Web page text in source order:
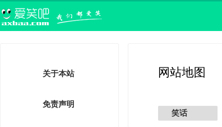
关于本站
免责声明
网站地图
笑话